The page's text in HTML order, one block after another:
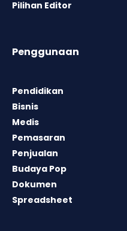
Pilihan Editor
Penggunaan
Pendidikan
Bisnis
Medis
Pemasaran
Penjualan
Budaya Pop
Dokumen
Spreadsheet